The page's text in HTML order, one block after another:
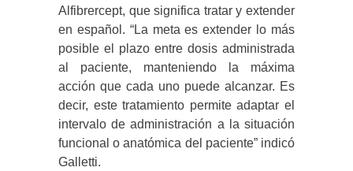
Alfibrercept, que significa tratar y extender
en español. “La meta es extender lo más
posible el plazo entre dosis administrada
al paciente, manteniendo la máxima
acción que cada uno puede alcanzar. Es
decir, este tratamiento permite adaptar el
intervalo de administración a la situación
funcional o anatómica del paciente” indicó
Galletti.